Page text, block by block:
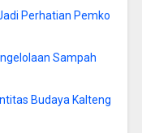
Perhatian Pemko
Sampah
Budaya Kalteng